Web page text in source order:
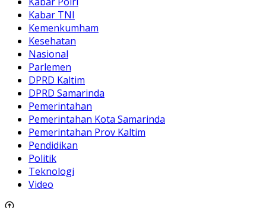
Kabar TNI
Kemenkumham
Kesehatan
Nasional
Parlemen
DPRD Kaltim
DPRD Samarinda
Pemerintahan
Pemerintahan Kota Samarinda
Pemerintahan Prov Kaltim
Pendidikan
Politik
Teknologi
Video